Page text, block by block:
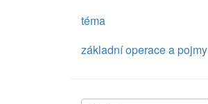
téma
základní operace a pojmy